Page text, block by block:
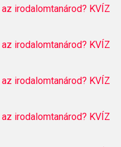
irodalomtanárod? KVÍZ
irodalomtanárod? KVÍZ
irodalomtanárod? KVÍZ
irodalomtanárod? KVÍZ